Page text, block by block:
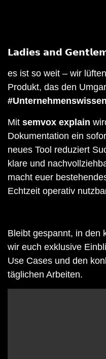
𝗟𝗮𝗱𝗶𝗲𝘀 𝗮𝗻𝗱
es ist so weit – wir
Produkt, das den
#Unternehmenswissen
Mit semvox explain
Dokumentation ein
neues Tool reduziert
klare und
macht euer
Echtzeit operativ
Bleibt gespannt, in den
wir euch exklusive
Use Cases und den
täglichen Arbeiten.